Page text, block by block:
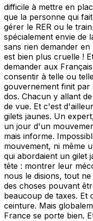
difficile à mettre en
que la personne qui
gérer le RER ou le
spécialement envie de
sans rien demander
est bien plus cruelle !
demander aux
consentir à telle ou
gouvernement finit
dos. Chacun y allant
de vue. Et c'est
gilets jaunes. Un
un jour d'un
mais informe.
mouvement, ni même
qui abordaient un gilet
tête : montrer leur
nous le disions, tout
des choses pouvant
beaucoup de taxes.
ceinture. Mais
France se porte bien.